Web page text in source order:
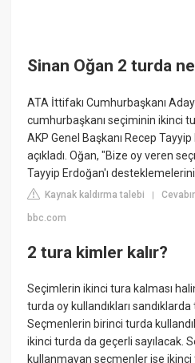
Sinan Oğan 2 turda
ATA İttifakı Cumhurbaşkanı
cumhurbaşkanı seçiminin ikinci
AKP Genel Başkanı Recep
açıkladı. Oğan, "Bize oy veren
Tayyip Erdoğan'ı
Kaynak kaldırma talebi |
bbc.com
2 tura kimler kalır?
Seçimlerin ikinci tura kalması
turda oy kullandıkları
Seçmenlerin birinci turda
ikinci turda da geçerli sayılacak.
kullanmayan seçmenler ise ikinci